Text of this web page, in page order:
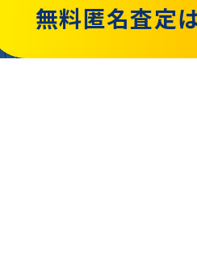
無料匿名査定